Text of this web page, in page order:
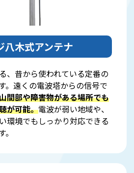
八木式アンテナ
、昔から使われている定番の
。遠くの電波塔からの信号で
間部や障害物がある場所でも
が可能。電波が弱い地域や、
環境でもしっかり対応できる
。